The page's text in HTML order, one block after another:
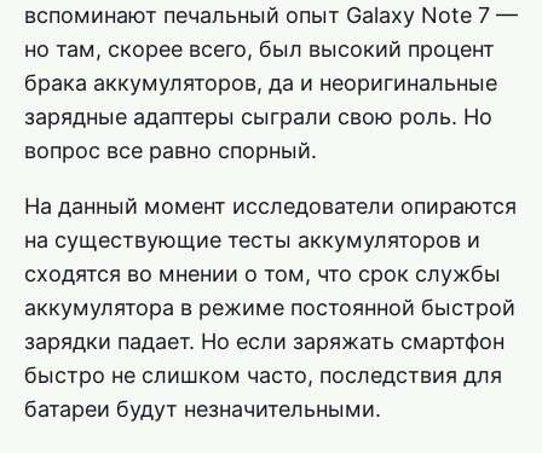
вспоминают печальный опыт Galaxy Note 7 —
но там, скорее всего, был высокий процент
брака аккумуляторов, да и неоригинальные
зарядные адаптеры сыграли свою роль. Но
вопрос все равно спорный.
На данный момент исследователи опираются
на существующие тесты аккумуляторов и
сходятся во мнении о том, что срок службы
аккумулятора в режиме постоянной быстрой
зарядки падает. Но если заряжать смартфон
быстро не слишком часто, последствия для
батареи будут незначительными.